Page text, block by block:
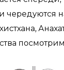
чередуются